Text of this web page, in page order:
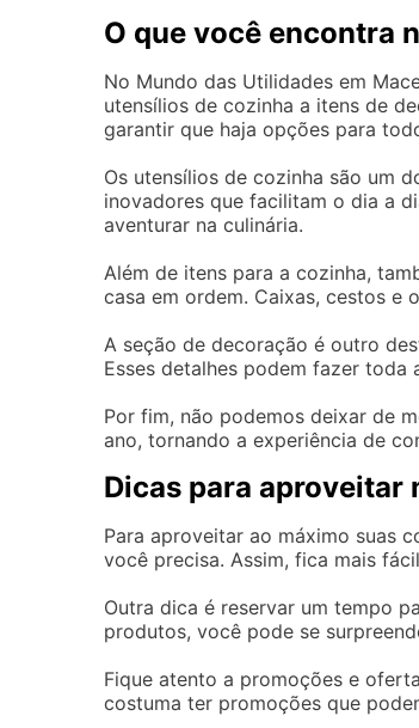
O que você encontra
No Mundo das Utilidades em
utensílios de cozinha a itens de
garantir que haja opções para
Os utensílios de cozinha são um
inovadores que facilitam o dia a
aventurar na culinária.
Além de itens para a cozinha,
casa em ordem. Caixas, cestos e
A seção de decoração é outro
Esses detalhes podem fazer toda
Por fim, não podemos deixar de
ano, tornando a experiência de
Dicas para aproveitar
Para aproveitar ao máximo suas
você precisa. Assim, fica mais
Outra dica é reservar um tempo
produtos, você pode se
Fique atento a promoções e
costuma ter promoções que